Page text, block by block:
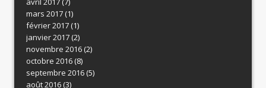
mars 2017(1)
février 2017(1)
janvier 2017(2)
novembre 2016(2)
octobre 2016(8)
septembre 2016(5)
août 2016(3)